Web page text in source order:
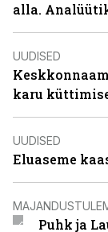
alla.
UUDISED
karu
UUDISED
Eluaseme
Puhk ja